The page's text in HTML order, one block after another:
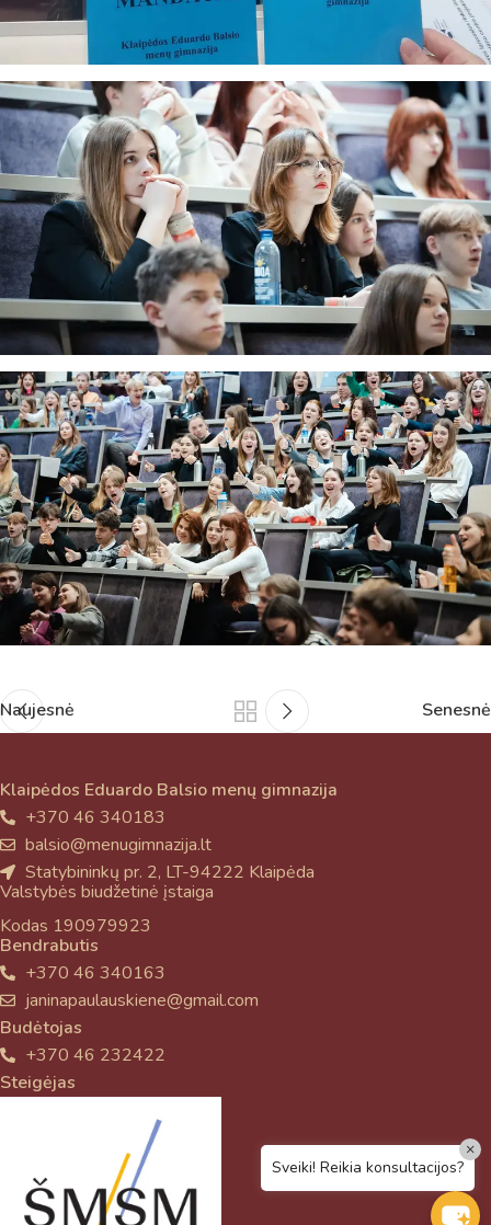
Naujesnė Senesnė
Klaipėdos Eduardo Balsio menų gimnazija
+370 46 340183
balsio@menugimnazija.lt
Statybininkų pr. 2, LT-94222 Klaipėda
Valstybės biudžetinė įstaiga
Kodas 190979923
Bendrabutis
+370 46 340163
janinapaulauskiene@gmail.com
Budėtojas
+370 46 232422
Steigėjas
Sveiki! Reikia konsultacijos?
×